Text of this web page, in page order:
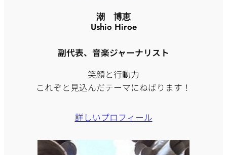
潮 博恵
Ushio Hiroe
副代表、音楽ジャーナリスト
笑顔と行動力
これぞと見込んだテーマにねばります！
詳しいプロフィール